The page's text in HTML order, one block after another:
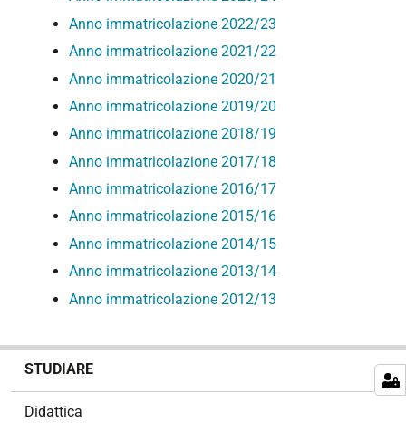
Anno immatricolazione 2022/23
Anno immatricolazione 2021/22
Anno immatricolazione 2020/21
Anno immatricolazione 2019/20
Anno immatricolazione 2018/19
Anno immatricolazione 2017/18
Anno immatricolazione 2016/17
Anno immatricolazione 2015/16
Anno immatricolazione 2014/15
Anno immatricolazione 2013/14
Anno immatricolazione 2012/13
STUDIARE
Didattica